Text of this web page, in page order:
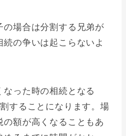
の場合は分割する兄弟が
の争いは起こらないよ
なった時の相続となる
することになります。場
の額が高くなることもあ